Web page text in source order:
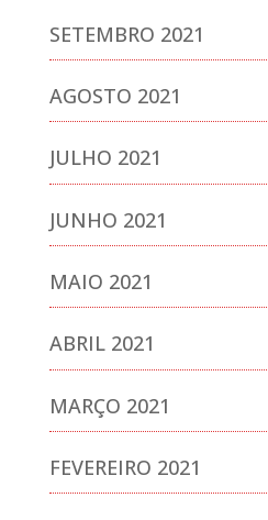
SETEMBRO 2021
AGOSTO 2021
JULHO 2021
JUNHO 2021
MAIO 2021
ABRIL 2021
MARÇO 2021
FEVEREIRO 2021